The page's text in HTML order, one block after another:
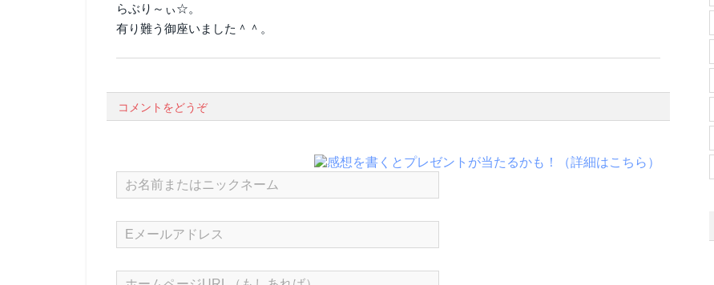
らぶり～ぃ☆。
有り難う御座いました＾＾。
コメントをどうぞ